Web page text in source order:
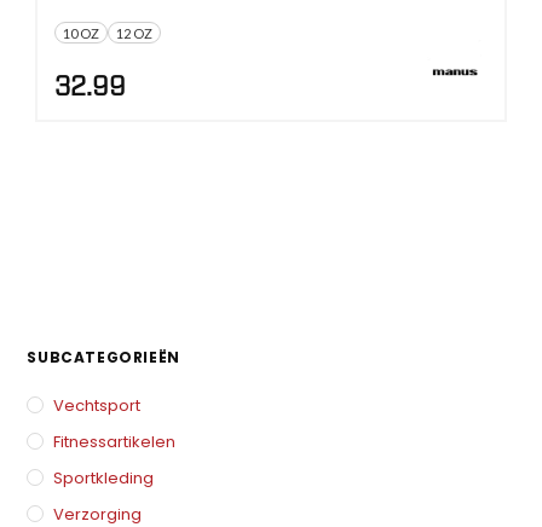
10 OZ 12 OZ
32.99
SUBCATEGORIEËN
Vechtsport
Fitnessartikelen
Sportkleding
Verzorging